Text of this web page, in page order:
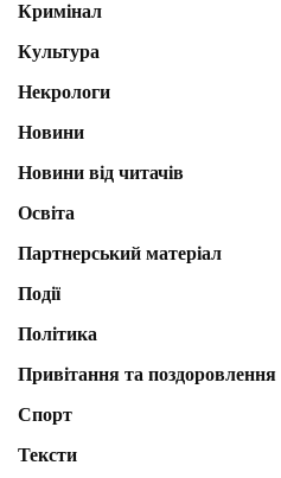
Кримінал
Культура
Некрологи
Новини
Новини від читачів
Освіта
Партнерський матеріал
Події
Політика
Привітання та поздоровлення
Спорт
Тексти